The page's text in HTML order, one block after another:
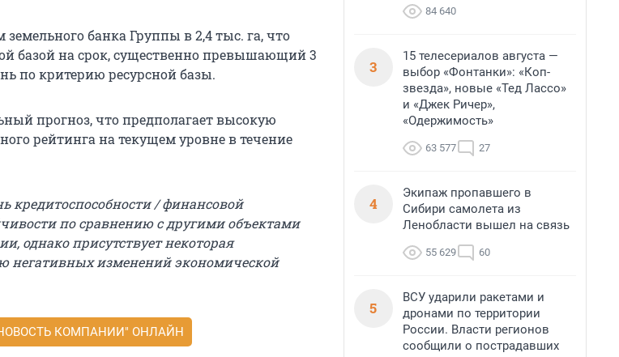
банка Группы в 2,4 тыс. га, что
базой на срок, существенно превышающий 3
по критерию ресурсной базы.
прогноз, что предполагает высокую
рейтинга на текущем уровне в течение
кредитоспособности / финансовой
по сравнению с другими объектами
однако присутствует некоторая
негативных изменений экономической
КОМПАНИИ" ОНЛАЙН
84 640
3
15 телесериалов августа —
выбор «Фонтанки»: «Коп-
звезда», новые «Тед Лассо»
и «Джек Ричер»,
«Одержимость»
63 577 27
4
Экипаж пропавшего в
Сибири самолета из
Ленобласти вышел на связь
55 629 60
5
ВСУ ударили ракетами и
дронами по территории
России. Власти регионов
сообщили о пострадавших